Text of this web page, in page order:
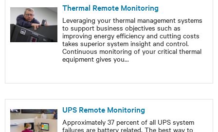
Thermal Remote Monitoring
Leveraging your thermal management systems
to support business objectives such as
improving energy efficiency and cutting costs
takes superior system insight and control.
Continuous monitoring of your critical thermal
equipment gives you...
UPS Remote Monitoring
Approximately 37 percent of all UPS system
failures are battery related. The best way to